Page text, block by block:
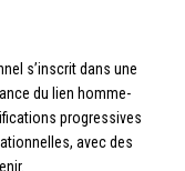
s’inscrit dans une
du lien homme-
progressives
avec des